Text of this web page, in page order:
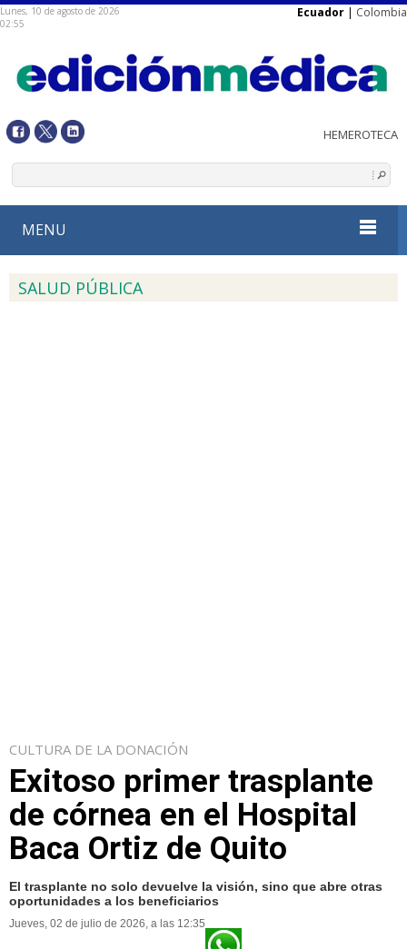
Lunes, 10 de agosto de 2026
02:55
Ecuador | Colombia
MENU
SALUD PÚBLICA
CULTURA DE LA DONACIÓN
Exitoso primer trasplante
de córnea en el Hospital
Baca Ortiz de Quito
El trasplante no solo devuelve la visión, sino que abre otras
oportunidades a los beneficiarios
Jueves, 02 de julio de 2026, a las 12:35